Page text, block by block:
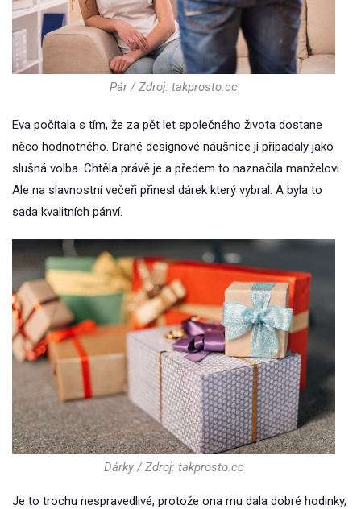
Pár / Zdroj: takprosto.cc
Eva počítala s tím, že za pět let společného života dostane
něco hodnotného. Drahé designové náušnice ji připadaly jako
slušná volba. Chtěla právě je a předem to naznačila manželovi.
Ale na slavnostní večeři přinesl dárek který vybral. A byla to
sada kvalitních pánví.
Dárky / Zdroj: takprosto.cc
Je to trochu nespravedlivé, protože ona mu dala dobré hodinky,